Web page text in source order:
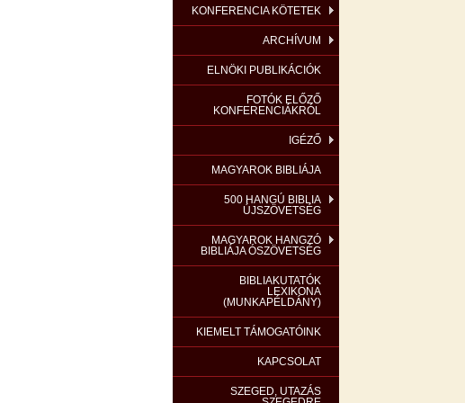
KONFERENCIA KÖTETEK
ARCHÍVUM
ELNÖKI PUBLIKÁCIÓK
FOTÓK ELŐZŐ
KONFERENCIÁKRÓL
IGÉZŐ
MAGYAROK BIBLIÁJA
500 HANGÚ BIBLIA
ÚJSZÖVETSÉG
MAGYAROK HANGZÓ
BIBLIÁJA ÓSZÖVETSÉG
BIBLIAKUTATÓK
LEXIKONA
(MUNKAPÉLDÁNY)
KIEMELT TÁMOGATÓINK
KAPCSOLAT
SZEGED, UTAZÁS